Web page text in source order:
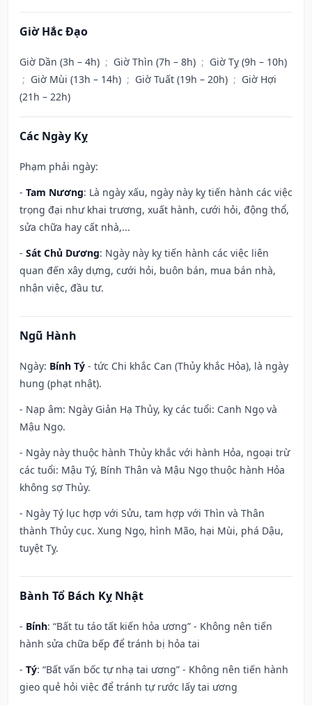
Giờ Hắc Đạo
Giờ Dần (3h – 4h) ; Giờ Thìn (7h – 8h) ; Giờ Tỵ (9h – 10h)
; Giờ Mùi (13h – 14h) ; Giờ Tuất (19h – 20h) ; Giờ Hợi
(21h – 22h)
Các Ngày Kỵ
Phạm phải ngày:
- Tam Nương: Là ngày xấu, ngày này kỵ tiến hành các việc
trọng đại như khai trương, xuất hành, cưới hỏi, động thổ,
sửa chữa hay cất nhà,...
- Sát Chủ Dương: Ngày này kỵ tiến hành các việc liên
quan đến xây dựng, cưới hỏi, buôn bán, mua bán nhà,
nhận việc, đầu tư.
Ngũ Hành
Ngày: Bính Tý - tức Chi khắc Can (Thủy khắc Hỏa), là ngày
hung (phạt nhật).
- Nạp âm: Ngày Giản Hạ Thủy, kỵ các tuổi: Canh Ngọ và
Mậu Ngọ.
- Ngày này thuộc hành Thủy khắc với hành Hỏa, ngoại trừ
các tuổi: Mậu Tý, Bính Thân và Mậu Ngọ thuộc hành Hỏa
không sợ Thủy.
- Ngày Tý lục hợp với Sửu, tam hợp với Thìn và Thân
thành Thủy cục. Xung Ngọ, hình Mão, hại Mùi, phá Dậu,
tuyệt Tỵ.
Bành Tổ Bách Kỵ Nhật
- Bính: “Bất tu táo tất kiến hỏa ương” - Không nên tiến
hành sửa chữa bếp để tránh bị hỏa tai
- Tý: “Bất vấn bốc tự nhạ tai ương” - Không nên tiến hành
gieo quẻ hỏi việc để tránh tự rước lấy tai ương